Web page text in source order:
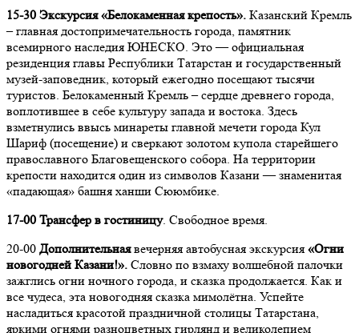
15-30 Экскурсия «Белокаменная крепость». Казанский Кремль
– главная достопримечательность города, памятник
всемирного наследия ЮНЕСКО. Это — официальная
резиденция главы Республики Татарстан и государственный
музей-заповедник, который ежегодно посещают тысячи
туристов. Белокаменный Кремль – сердце древнего города,
воплотившее в себе культуру запада и востока. Здесь
взметнулись ввысь минареты главной мечети города Кул
Шариф (посещение) и сверкают золотом купола старейшего
православного Благовещенского собора. На территории
крепости находится один из символов Казани — знаменитая
«падающая» башня ханши Сююмбике.
17-00 Трансфер в гостиницу. Свободное время.
20-00 Дополнительнаявечерняя автобусная экскурсия «Огни
новогодней Казани!». Словно по взмаху волшебной палочки
зажглись огни ночного города, и сказка продолжается. Как и
все чудеса, эта новогодняя сказка мимолётна. Успейте
насладиться красотой праздничной столицы Татарстана,
яркими огнями разноцветных гирлянд и великолепием